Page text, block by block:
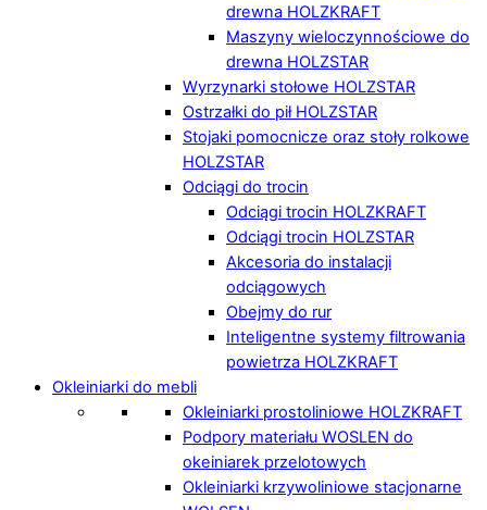
drewna HOLZKRAFT
Maszyny wieloczynnościowe do
drewna HOLZSTAR
Wyrzynarki stołowe HOLZSTAR
Ostrzałki do pił HOLZSTAR
Stojaki pomocnicze oraz stoły rolkowe
HOLZSTAR
Odciągi do trocin
Odciągi trocin HOLZKRAFT
Odciągi trocin HOLZSTAR
Akcesoria do instalacji
odciągowych
Obejmy do rur
Inteligentne systemy filtrowania
powietrza HOLZKRAFT
Okleiniarki do mebli
Okleiniarki prostoliniowe HOLZKRAFT
Podpory materiału WOSLEN do
okeiniarek przelotowych
Okleiniarki krzywoliniowe stacjonarne